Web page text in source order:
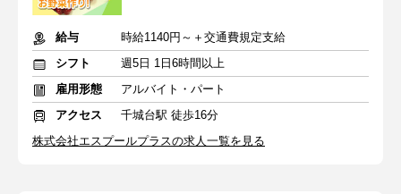
給与
時給1140円～＋交通費規定支給
シフト
週5日 1日6時間以上
雇用形態
アルバイト・パート
アクセス
千城台駅 徒歩16分
株式会社エスプールプラスの求人一覧を見る